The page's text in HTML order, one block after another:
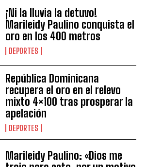
¡Ni la lluvia la detuvo!
Marileidy Paulino conquista el
oro en los 400 metros
DEPORTES
República Dominicana
recupera el oro en el relevo
mixto 4×100 tras prosperar la
apelación
DEPORTES
Marileidy Paulino: «Dios me